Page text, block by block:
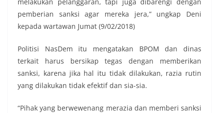
pemberian sanksi agar mereka jera,” ungkap Deni
kepada wartawan Jumat (9/02/2018)
Politisi NasDem itu mengatakan BPOM dan dinas
terkait harus bersikap tegas dengan memberikan
sanksi, karena jika hal itu tidak dilakukan, razia rutin
yang dilakukan tidak efektif dan sia-sia.
“Pihak yang berwewenang merazia dan memberi sanksi